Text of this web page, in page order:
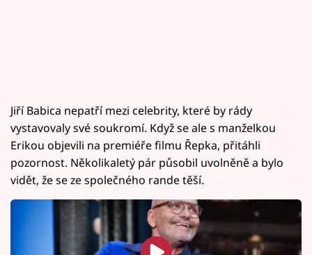
Jiří Babica nepatří mezi celebrity, které by rády
vystavovaly své soukromí. Když se ale s manželkou
Erikou objevili na premiéře filmu Řepka, přitáhli
pozornost. Několikaletý pár působil uvolněně a bylo
vidět, že se ze společného rande těší.